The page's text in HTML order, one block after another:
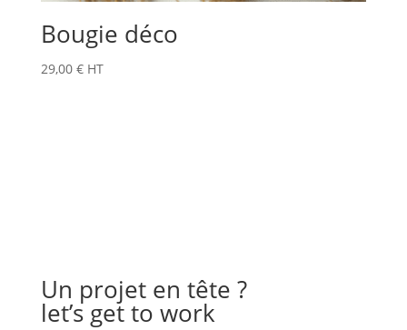
Bougie déco
29,00 € HT
Un projet en tête ?
let’s get to work